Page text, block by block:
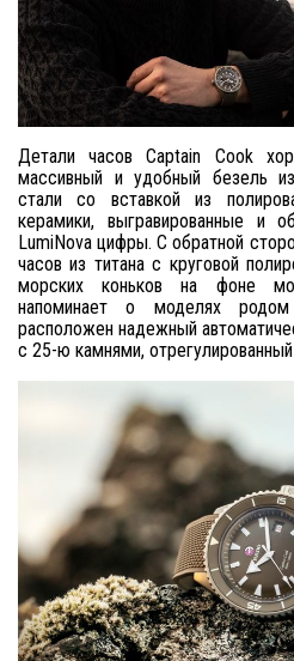
Детали часов Captain Cook
массивный и удобный безель
стали со вставкой из
керамики, выгравированные и
LumiNova цифры. С обратной
часов из титана с круговой
морских коньков на фоне
напоминает о моделях
расположен надежный
с 25-ю камнями,